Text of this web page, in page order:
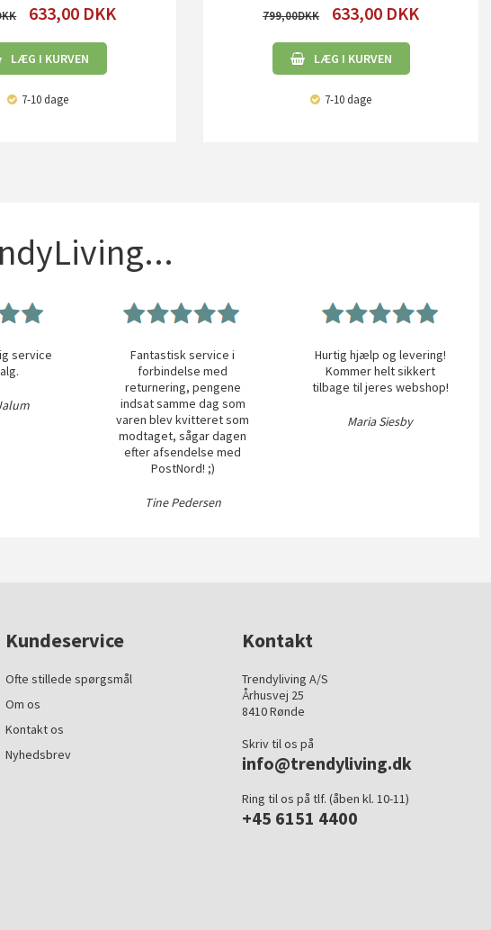
633,00 DKK
LÆG I KURVEN
7-10 dage
799,00 633,00 DKK
LÆG I KURVEN
7-10 dage
service
Fantastisk service i
forbindelse med
returnering, pengene
indsat samme dag som
varen blev kvitteret som
modtaget, sågar dagen
efter afsendelse med
PostNord! ;)
Tine Pedersen
Hurtig hjælp og levering!
Kommer helt sikkert
tilbage til jeres webshop!
Maria Siesby
Kundeservice
Ofte stillede spørgsmål
Om os
Kontakt os
Nyhedsbrev
Kontakt
Trendyliving A/S
Århusvej 25
8410 Rønde
Skriv til os på
info@trendyliving.dk
Ring til os på tlf. (åben kl. 10-11)
+45 6151 4400